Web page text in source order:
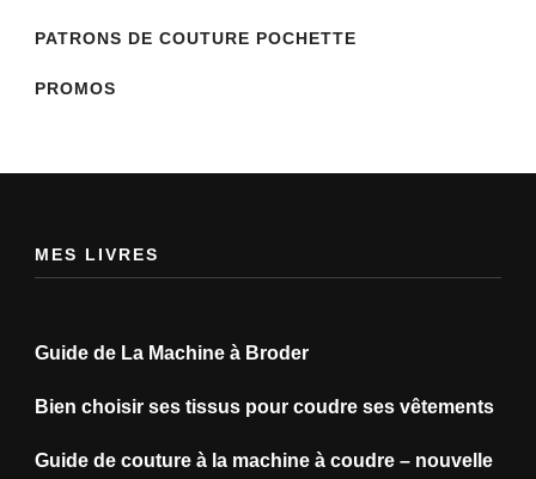
PATRONS DE COUTURE POCHETTE
PROMOS
MES LIVRES
Guide de La Machine à Broder
Bien choisir ses tissus pour coudre ses vêtements
Guide de couture à la machine à coudre – nouvelle